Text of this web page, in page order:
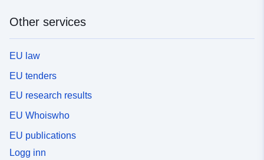
Other services
EU law
EU tenders
EU research results
EU Whoiswho
EU publications
Logg inn